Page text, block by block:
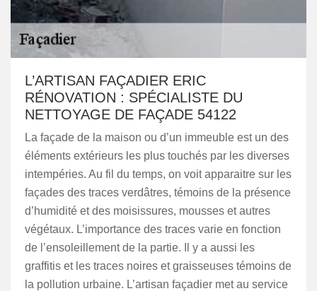
L’ARTISAN FAÇADIER ERIC
RÉNOVATION : SPÉCIALISTE DU
NETTOYAGE DE FAÇADE 54122
La façade de la maison ou d’un immeuble est un des
éléments extérieurs les plus touchés par les diverses
intempéries. Au fil du temps, on voit apparaitre sur les
façades des traces verdâtres, témoins de la présence
d’humidité et des moisissures, mousses et autres
végétaux. L’importance des traces varie en fonction
de l’ensoleillement de la partie. Il y a aussi les
graffitis et les traces noires et graisseuses témoins de
la pollution urbaine. L’artisan façadier met au service